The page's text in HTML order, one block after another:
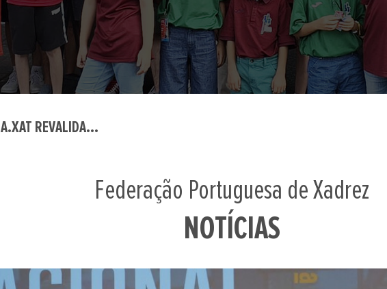
A.XAT REVALIDA...
Federação Portuguesa de Xadrez
NOTÍCIAS